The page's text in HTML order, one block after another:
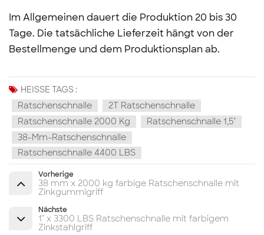
Im Allgemeinen dauert die Produktion 20 bis 30
Tage. Die tatsächliche Lieferzeit hängt von der
Bestellmenge und dem Produktionsplan ab.
HEISSE TAGS :
Ratschenschnalle
2T Ratschenschnalle
Ratschenschnalle 2000 Kg
Ratschenschnalle 1,5"
38-Mm-Ratschenschnalle
Ratschenschnalle 4400 LBS
Vorherige
38 mm x 2000 kg farbige Ratschenschnalle mit
Zinkgummigriff
Nächste
1" x 3300 LBS Ratschenschnalle mit farbigem
Zinkstahlgriff